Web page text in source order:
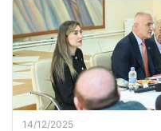
14/12/2025